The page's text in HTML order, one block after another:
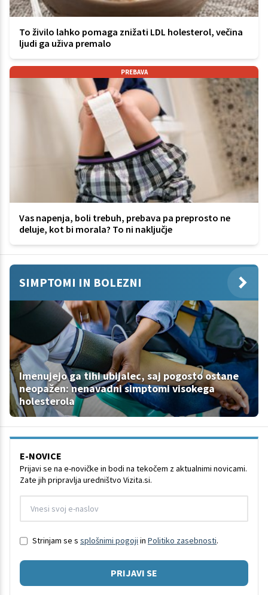
To živilo lahko pomaga znižati LDL holesterol, večina
ljudi ga uživa premalo
PREBAVA
Vas napenja, boli trebuh, prebava pa preprosto ne
deluje, kot bi morala? To ni naključje
SIMPTOMI IN BOLEZNI
Imenujejo ga tihi ubijalec, saj pogosto ostane
neopažen: nenavadni simptomi visokega
holesterola
E-NOVICE
Prijavi se na e-novičke in bodi na tekočem z aktualnimi novicami.
Zate jih pripravlja uredništvo Vizita.si.
Strinjam se s splošnimi pogoji in Politiko zasebnosti.
PRIJAVI SE